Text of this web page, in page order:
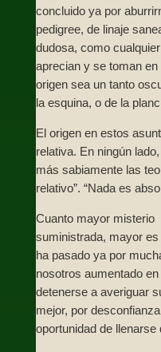
concluido ya por
pedigree, de linaje
dudosa, como
aprecian y se toman
origen sea un tanto
la esquina, o de la
El origen en estos
relativa. En ningún
más sabiamente las
relativo”. “Nada es
Cuanto mayor misterio
suministrada, mayor
ha pasado ya por
nosotros aumentado
detenerse a averiguar
mejor, por
oportunidad de